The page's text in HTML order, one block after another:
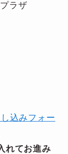
ラザ
込みフォー
れてお進み